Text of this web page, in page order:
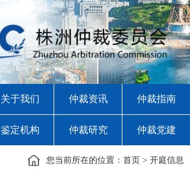
关于我们 仲裁资讯 仲裁指南
鉴定机构 仲裁研究 仲裁党建
您当前所在的位置： 首页 > 开庭信息